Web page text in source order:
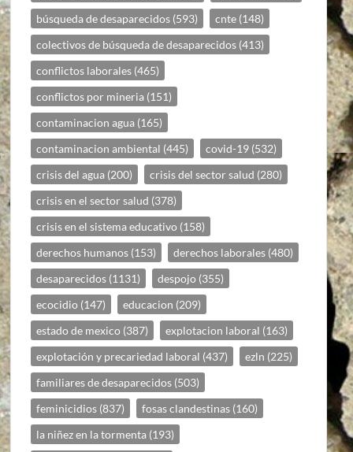
búsqueda de desaparecidos (593) cnte (148)
colectivos de búsqueda de desaparecidos (413)
conflictos laborales (465)
conflictos por mineria (151)
contaminacion agua (165)
contaminacion ambiental (445) covid-19 (532)
crisis del agua (200) crisis del sector salud (280)
crisis en el sector salud (378)
crisis en el sistema educativo (158)
derechos humanos (153) derechos laborales (480)
desaparecidos (1131) despojo (355)
ecocidio (147) educacion (209)
estado de mexico (387) explotacion laboral (163)
explotación y precariedad laboral (437) ezln (225)
familiares de desaparecidos (503)
feminicidios (837) fosas clandestinas (160)
la niñez en la tormenta (193)